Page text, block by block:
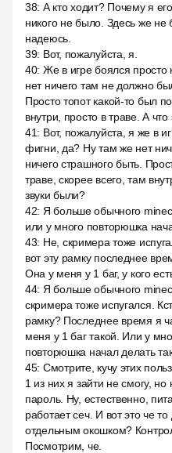
38: А кто ходит? Почему я
никого не было. Здесь же не
надеюсь.
39: Вот, пожалуйста, я.
40: Же в игре боялся просто
нет ничего там не должно
Просто топот какой-то был
внутри, просто в траве. А
41: Вот, пожалуйста, я же в
фигни, да? Ну там же нет
ничего страшного быть.
траве, скорее всего, там
звуки были?
42: Я больше обычного
или у много повторюшка
43: Не, скримера тоже
вот эту рамку последнее
Она у меня у 1 баг, у кого
44: Я больше обычного
скримера тоже испугался.
рамку? Последнее время я
меня у 1 баг такой. Или у
повторюшка начал делать
45: Смотрите, кучу этих
1 из них я зайти не смогу,
пароль. Ну, естественно,
работает сеч. И вот это че
отдельным окошком?
Посмотрим, че.